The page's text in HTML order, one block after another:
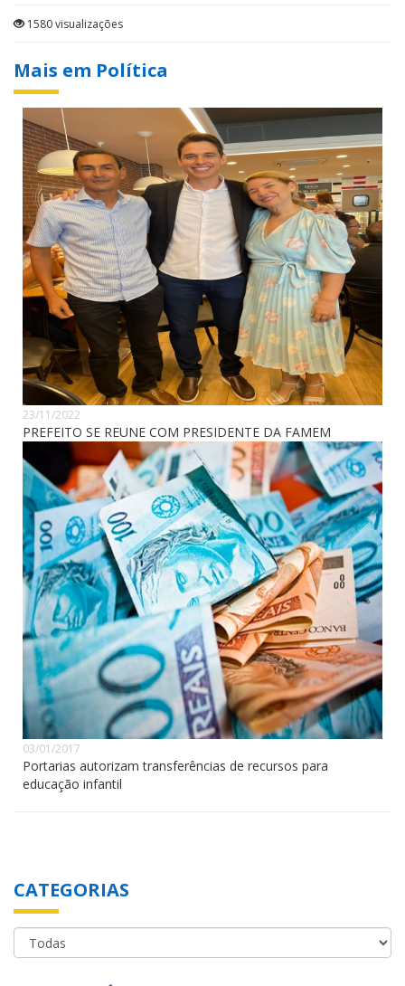
1580 visualizações
Mais em Política
23/11/2022
PREFEITO SE REUNE COM PRESIDENTE DA FAMEM
03/01/2017
Portarias autorizam transferências de recursos para
educação infantil
CATEGORIAS